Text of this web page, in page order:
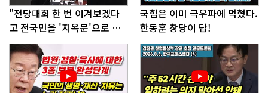
"전당대회 한 번 이겨보겠다
고 전국민을 '지옥문'으로 밀
어!"
국힘은 이미 극우파에 먹혔다.
한동훈 창당이 답!